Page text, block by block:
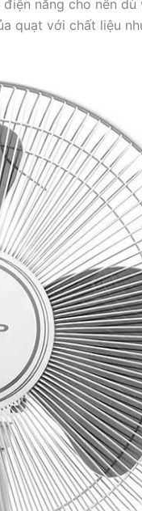
năng cho nên dù
quạt với chất liệu